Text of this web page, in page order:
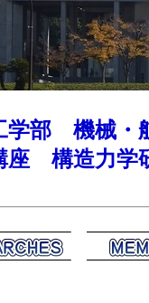
学部 機械・
座 構造力学